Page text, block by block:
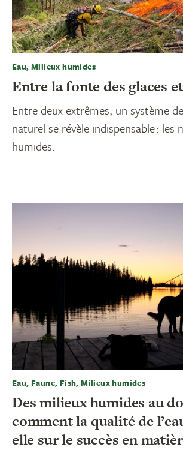
Eau, Milieux humides
Entre la fonte des glaces
Entre deux extrêmes, un système
naturel se révèle indispensable : les
humides.
Eau, Faune, Fish, Milieux humides
Des milieux humides au
comment la qualité de
elle sur le succès en